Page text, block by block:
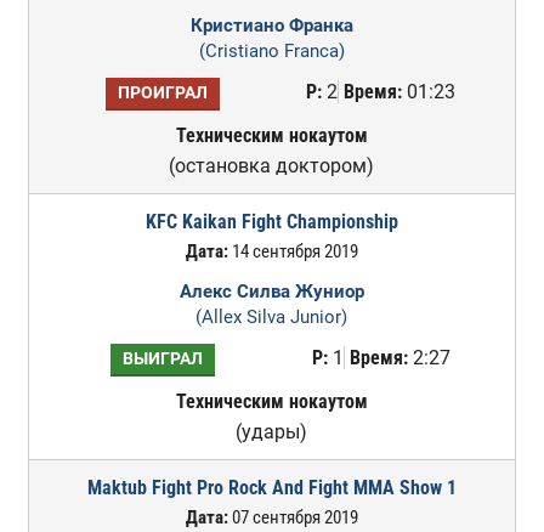
Кристиано Франка
(Cristiano Franca)
ПРОИГРАЛ Р: 2 Время: 01:23
Техническим нокаутом
(остановка доктором)
KFC Kaikan Fight Championship
Дата:14 сентября 2019
Алекс Силва Жуниор
(Allex Silva Junior)
ВЫИГРАЛ Р:1 Время:2:27
Техническим нокаутом
(удары)
Maktub Fight Pro Rock And Fight MMA Show 1
Дата:07 сентября 2019